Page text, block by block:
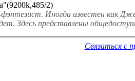
2)
Иногда известен как
Здесь представлены
Связаться с